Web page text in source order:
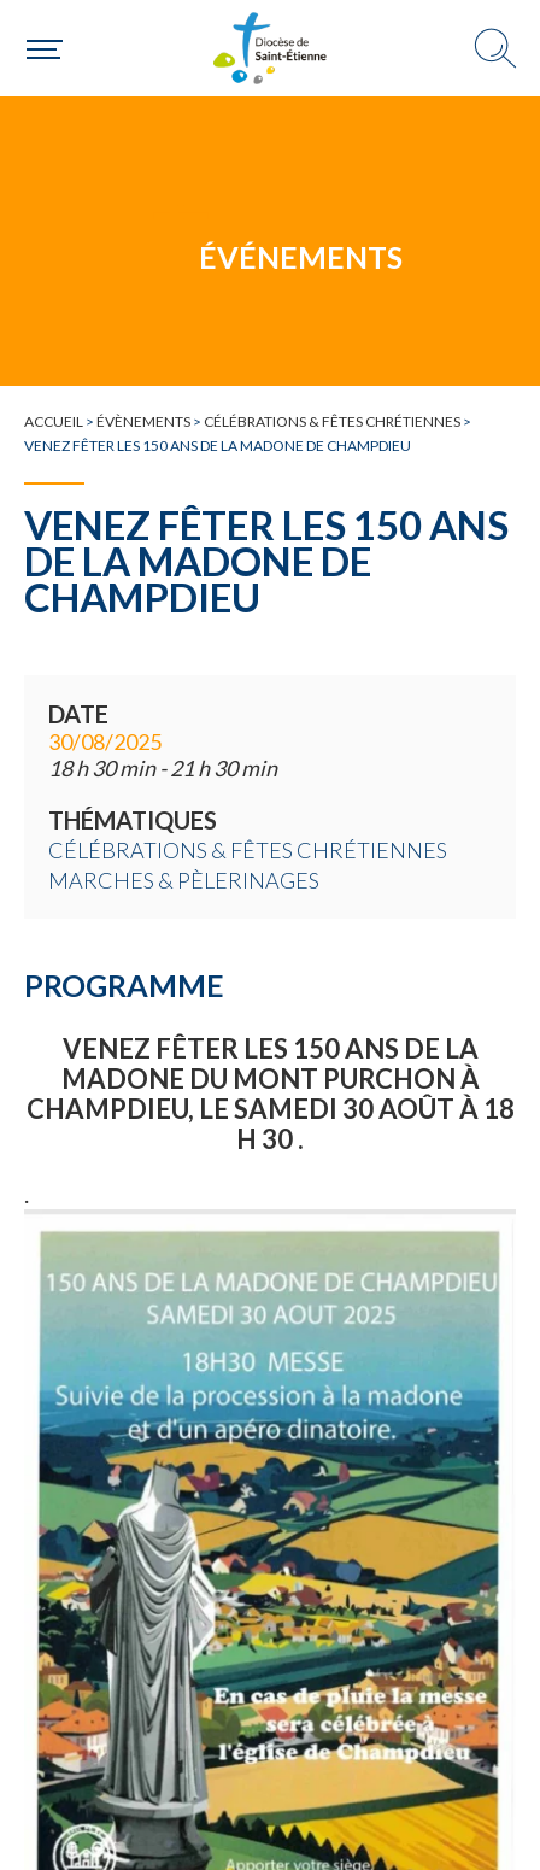
Une paroisse
Choisir ma paroisse par commune
Une commune
ÉVÉNEMENTS
ACCUEIL > ÉVÈNEMENTS > CÉLÉBRATIONS & FÊTES CHRÉTIENNES >
VENEZ FÊTER LES 150 ANS DE LA MADONE DE CHAMPDIEU
VENEZ FÊTER LES 150 ANS
DE LA MADONE DE
CHAMPDIEU
DATE
30/08/2025
18 h 30 min - 21 h 30 min
THÉMATIQUES
CÉLÉBRATIONS & FÊTES CHRÉTIENNES
MARCHES & PÈLERINAGES
PROGRAMME
VENEZ FÊTER LES 150 ANS DE LA
MADONE DU MONT PURCHON À
CHAMPDIEU, LE SAMEDI 30 AOÛT À 18
H 30 .
.